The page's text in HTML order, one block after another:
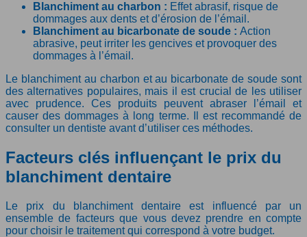
Blanchiment au charbon : Effet abrasif, risque de
dommages aux dents et d’érosion de l’émail.
Blanchiment au bicarbonate de soude : Action
abrasive, peut irriter les gencives et provoquer des
dommages à l’émail.
Le blanchiment au charbon et au bicarbonate de soude sont
des alternatives populaires, mais il est crucial de les utiliser
avec prudence. Ces produits peuvent abraser l’émail et
causer des dommages à long terme. Il est recommandé de
consulter un dentiste avant d’utiliser ces méthodes.
Facteurs clés influençant le prix du
blanchiment dentaire
Le prix du blanchiment dentaire est influencé par un
ensemble de facteurs que vous devez prendre en compte
pour choisir le traitement qui correspond à votre budget.